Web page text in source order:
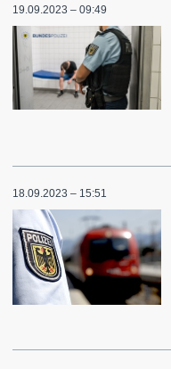
19.09.2023 – 09:49
18.09.2023 – 15:51